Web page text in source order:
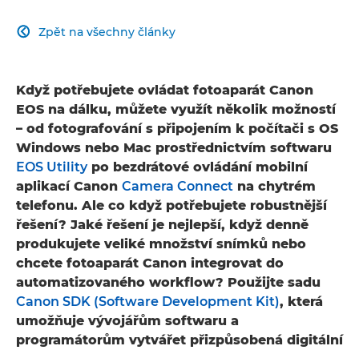
Zpět na všechny články

Když potřebujete ovládat fotoaparát Canon
EOS na dálku, můžete využít několik možností
– od fotografování s připojením k počítači s OS
Windows nebo Mac prostřednictvím softwaru
EOS Utilitypo bezdrátové ovládání mobilní
aplikací Canon Camera Connect na chytrém
telefonu. Ale co když potřebujete robustnější
řešení? Jaké řešení je nejlepší, když denně
produkujete veliké množství snímků nebo
chcete fotoaparát Canon integrovat do
automatizovaného workflow? Použijte sadu
Canon SDK (Software Development Kit), která
umožňuje vývojářům softwaru a
programátorům vytvářet přizpůsobená digitální